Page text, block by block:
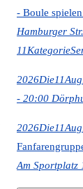
- Boule spielen
Hamburger Str.
11Kategorie
2026Die11Aug
- 20:00
2026Die11Aug
Am Sportplatz